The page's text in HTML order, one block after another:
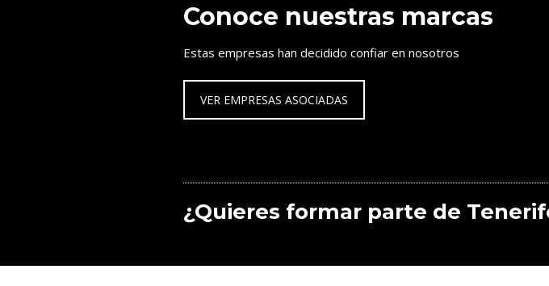
Conoce nuestras marcas
Estas empresas han decidido confiar en nosotros
VER EMPRESAS ASOCIADAS
¿Quieres formar parte de